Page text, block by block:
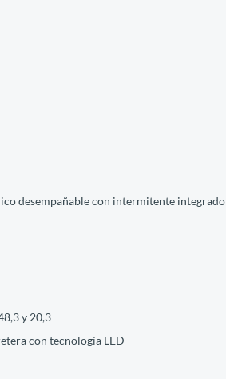
desempañable con intermitente integrado
y 20,3
con tecnología LED